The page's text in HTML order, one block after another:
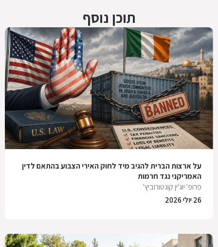
תוכן נוסף
על ארצות הברית להגיב מיד לחוק האירי הצבוע בהתאם לדין
האמריקני נגד חרמות
פרופ' יוג'ין קונטורוביץ'
26 יולי 2026